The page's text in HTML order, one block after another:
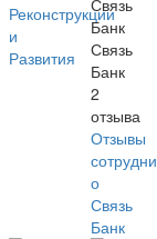
Реконструкции
и
Развития
Связь
Банк
2
отзыва
Отзывы
о
Связь
Банк